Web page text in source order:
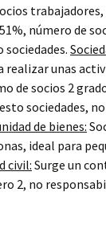
número de
realizar unas
de socios 2
sociedades,
de bienes:
ideal para
civil: Surge un
2, no